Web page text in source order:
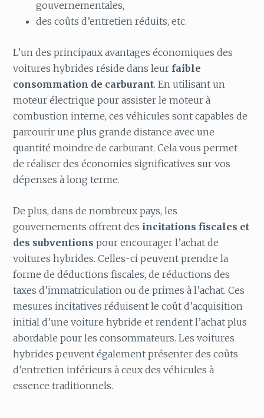
gouvernementales,
des coûts d’entretien réduits, etc.
L’un des principaux avantages économiques des
voitures hybrides réside dans leur faible
consommation de carburant. En utilisant un
moteur électrique pour assister le moteur à
combustion interne, ces véhicules sont capables de
parcourir une plus grande distance avec une
quantité moindre de carburant. Cela vous permet
de réaliser des économies significatives sur vos
dépenses à long terme.
De plus, dans de nombreux pays, les
gouvernements offrent des incitations fiscales et
des subventions pour encourager l’achat de
voitures hybrides. Celles-ci peuvent prendre la
forme de déductions fiscales, de réductions des
taxes d’immatriculation ou de primes à l’achat. Ces
mesures incitatives réduisent le coût d’acquisition
initial d’une voiture hybride et rendent l’achat plus
abordable pour les consommateurs. Les voitures
hybrides peuvent également présenter des coûts
d’entretien inférieurs à ceux des véhicules à
essence traditionnels.